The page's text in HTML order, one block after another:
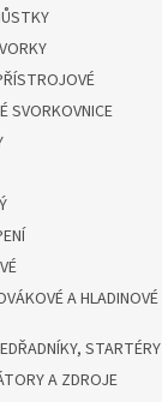
SVORKOVNICE
A HLADINOVÉ
STARTÉRY
A ZDROJE